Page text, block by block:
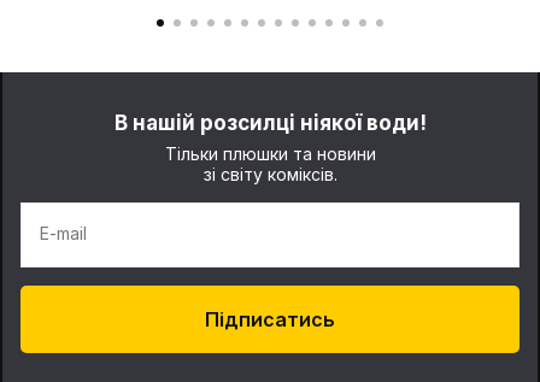
В нашій розсилці ніякої води!
Тільки плюшки та новини
зі світу коміксів.
E-mail
Підписатись